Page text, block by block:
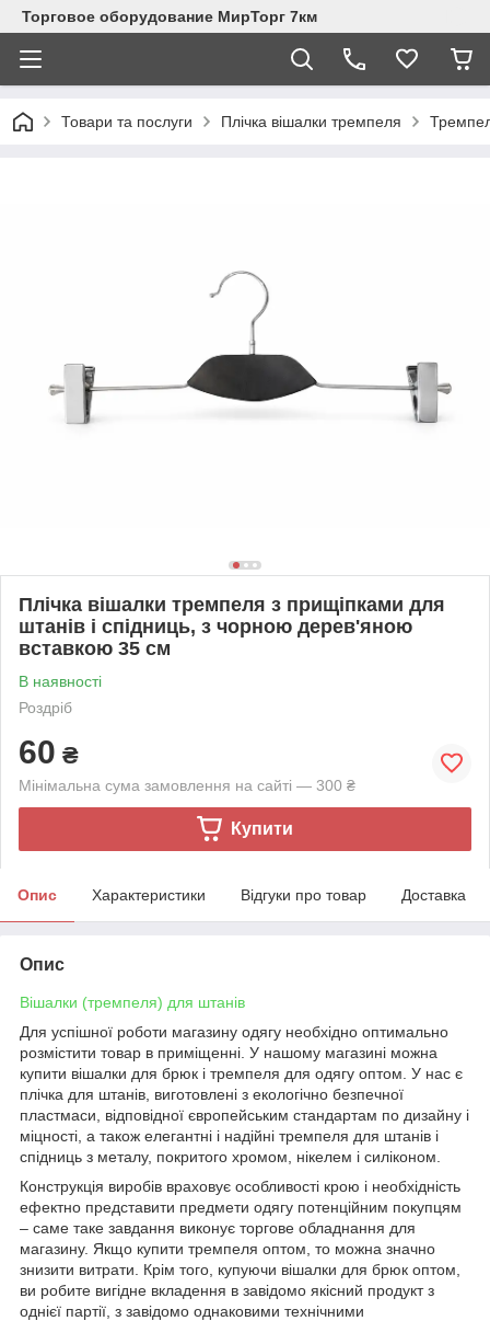
Торговое оборудование МирТорг 7км
Товари та послуги Плічка вішалки тремпеля
Плічка вішалки тремпеля з прищіпками для
штанів і спідниць, з чорною дерев'яною
вставкою 35 см
В наявності
Роздріб
60 ₴
Мінімальна сума замовлення на сайті — 300 ₴
Купити
Опис Характеристики Відгуки про товар Доставка
Опис
Вішалки (тремпеля) для штанів
Для успішної роботи магазину одягу необхідно оптимально
розмістити товар в приміщенні. У нашому магазині можна
купити вішалки для брюк і тремпеля для одягу оптом. У нас є
плічка для штанів, виготовлені з екологічно безпечної
пластмаси, відповідної європейським стандартам по дизайну і
міцності, а також елегантні і надійні тремпеля для штанів і
спідниць з металу, покритого хромом, нікелем і силіконом.
Конструкція виробів враховує особливості крою і необхідність
ефектно представити предмети одягу потенційним покупцям
– саме таке завдання виконує торгове обладнання для
магазину. Якщо купити тремпеля оптом, то можна значно
знизити витрати. Крім того, купуючи вішалки для брюк оптом,
ви робите вигідне вкладення в завідомо якісний продукт з
однієї партії, з завідомо однаковими технічними